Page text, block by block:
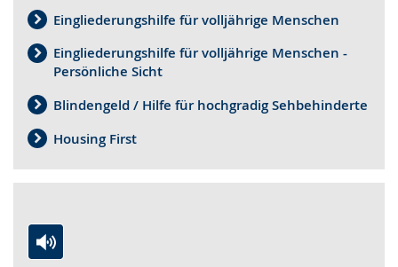
Eingliederungshilfe für volljährige Menschen
Eingliederungshilfe für volljährige Menschen -
Persönliche Sicht
Blindengeld / Hilfe für hochgradig Sehbehinderte
Housing First